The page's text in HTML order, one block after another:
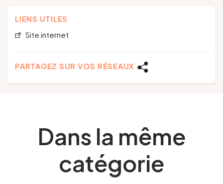
LIENS UTILES
Site internet
PARTAGEZ SUR VOS RÉSEAUX
Dans la même
catégorie